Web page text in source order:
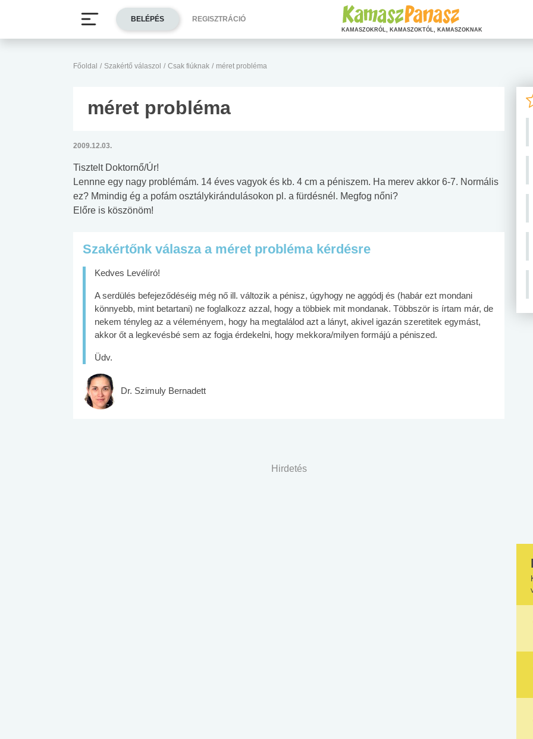
Főoldal / Szakértő válaszol / Csak fiúknak / méret probléma
méret probléma
2009.12.03.
Tisztelt Doktornő/Úr!
Lennne egy nagy problémám. 14 éves vagyok és kb. 4 cm a péniszem. Ha merev akkor 6-7. Normális
ez? Mmindig ég a pofám osztálykirándulásokon pl. a fürdésnél. Megfog nőni?
Előre is köszönöm!
Szakértőnk válasza a méret probléma kérdésre
Kedves Levélíró!
A serdülés befejeződéséig még nő ill. változik a pénisz, úgyhogy ne aggódj és (habár ezt mondani
könnyebb, mint betartani) ne foglalkozz azzal, hogy a többiek mit mondanak. Többször is írtam már, de
nekem tényleg az a véleményem, hogy ha megtalálod azt a lányt, akivel igazán szeretitek egymást,
akkor őt a legkevésbé sem az fogja érdekelni, hogy mekkora/milyen formájú a péniszed.
Üdv.
Dr. Szimuly Bernadett
Hirdetés
BELÉPÉS REGISZTRÁCIÓ
KAMASZOKRÓL, KAMASZOKTÓL, KAMASZOKNAK